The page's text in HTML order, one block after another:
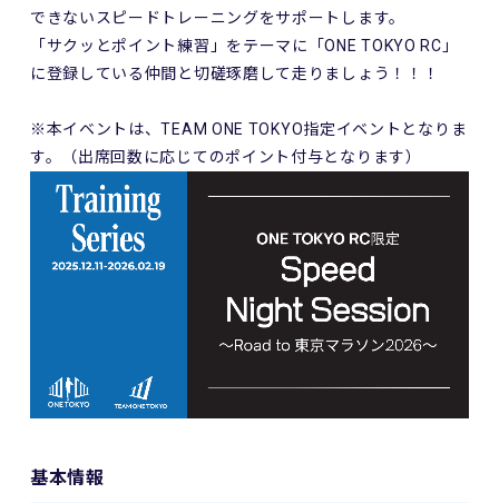
できないスピードトレーニングをサポートします。
「サクッとポイント練習」をテーマに「ONE TOKYO RC」
に登録している仲間と切磋琢磨して走りましょう！！！
※本イベントは、TEAM ONE TOKYO指定イベントとなりま
す。（出席回数に応じてのポイント付与となります）
基本情報